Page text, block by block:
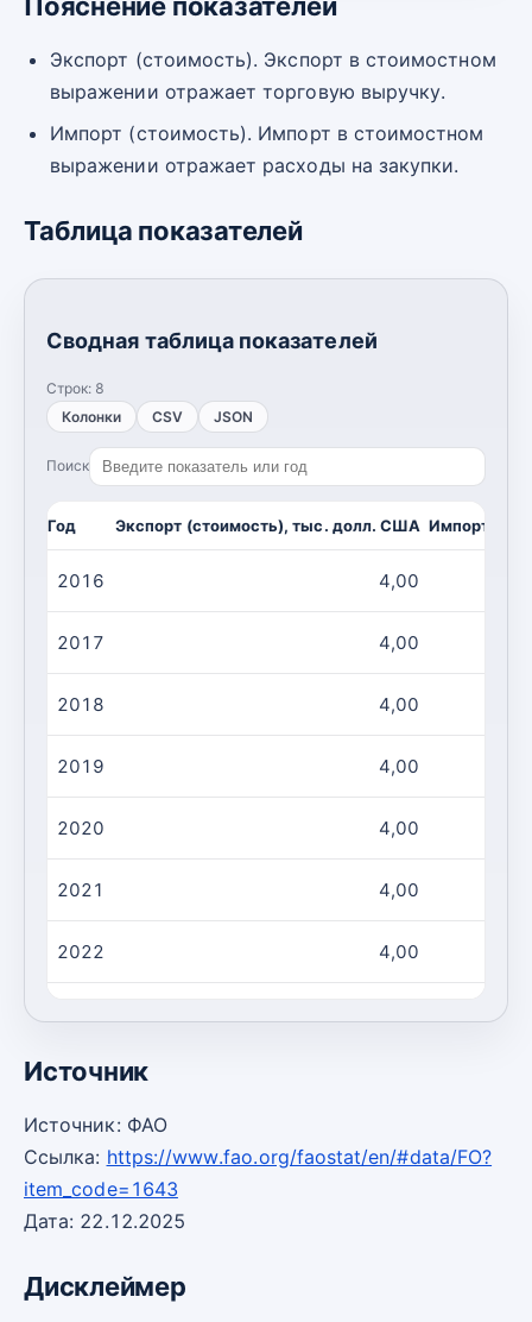
Экспорт (стоимость). Экспорт в стоимостном
выражении отражает торговую выручку.
Импорт (стоимость). Импорт в стоимостном
выражении отражает расходы на закупки.
Таблица показателей
Сводная таблица показателей
Строк: 8
Колонки
CSV JSON
Поиск
Год Экспорт (стоимость), тыс. долл. США Импорт
2016 4,00
2017 4,00
2018 4,00
2019 4,00
2020 4,00
2021 4,00
2022 4,00
Источник
Источник: ФАО
Ссылка: https://www.fao.org/faostat/en/#data/FO?
item_code=1643
Дата: 22.12.2025
Дисклеймер